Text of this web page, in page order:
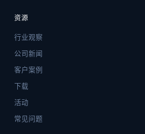
资源
行业观察
公司新闻
客户案例
下载
活动
常见问题